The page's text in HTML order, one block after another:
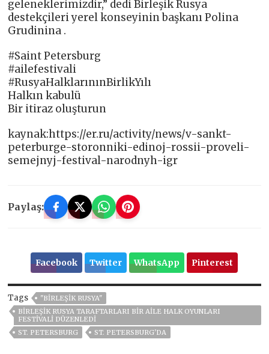
geleneklerimizdir,” dedi Birleşik Rusya
destekçileri yerel konseyinin başkanı Polina
Grudinina .
#Saint Petersburg
#ailefestivali
#RusyaHalklarınınBirlikYılı
Halkın kabulü
Bir itiraz oluşturun
kaynak:https://er.ru/activity/news/v-sankt-
peterburge-storonniki-edinoj-rossii-proveli-
semejnyj-festival-narodnyh-igr
Paylaş:
Facebook Twitter WhatsApp Pinterest
Tags
"BIRLEŞIK RUSYA"
BIRLEŞIK RUSYA TARAFTARLARI BIR AILE HALK OYUNLARI
FESTIVALI DÜZENLEDI
ST. PETERSBURG
ST. PETERSBURG'DA